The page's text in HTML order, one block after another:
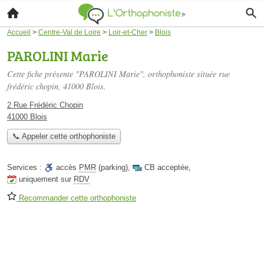
Accueil > Centre-Val de Loire > Loir-et-Cher > Blois
PAROLINI Marie
Cette fiche présente "PAROLINI Marie", orthophoniste située rue
frédéric chopin, 41000 Blois.
2 Rue Frédéric Chopin
41000 Blois
📞 Appeler cette orthophoniste
Services : accès PMR (parking), CB acceptée,
uniquement sur RDV
Recommander cette orthophoniste